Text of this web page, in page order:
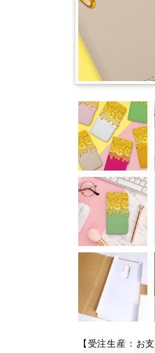
【受注生産：お